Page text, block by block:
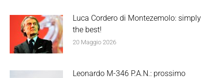
Luca Cordero di Montezemolo: simply
the best!
20 Maggio 2026
Leonardo M-346 P.A.N.: prossimo